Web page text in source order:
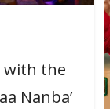
with the
Nanba’